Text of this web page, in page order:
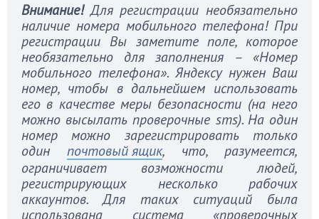
Внимание!Для регистрации необязательно
наличие номера мобильного телефона! При
регистрации Вы заметите поле, которое
необязательно для заполнения – «Номер
мобильного телефона». Яндексу нужен Ваш
номер, чтобы в дальнейшем использовать
его в качестве меры безопасности (на него
можно высылать проверочные sms). На один
номер можно зарегистрировать только
одинпочтовый ящик, что, разумеется,
ограничивает возможности людей,
регистрирующих несколько рабочих
аккаунтов. Для таких ситуаций была
использована система «проверочных